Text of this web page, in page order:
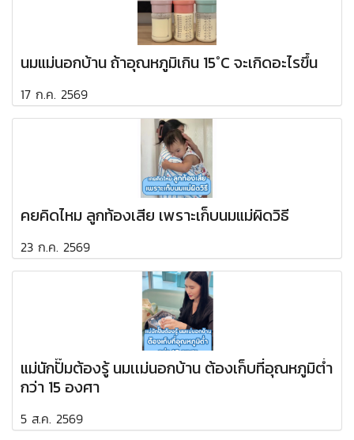
นมแม่นอกบ้าน ถ้าอุณหภูมิเกิน 15°C จะเกิดอะไรขึ้น
17 ก.ค. 2569
คยคิดไหม ลูกท้องเสีย เพราะเก็บนมแม่ผิดวิธี
23 ก.ค. 2569
แม่นักปั๊มต้องรู้ นมเเม่นอกบ้าน ต้องเก็บที่อุณหภูมิต่ำ
กว่า 15 องศา
5 ส.ค. 2569